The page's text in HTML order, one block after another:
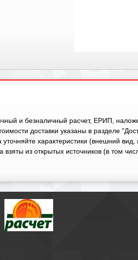
и безналичный расчет, ЕРИП,
доставки указаны в разделе
уточняйте характеристики (внешний
взяты из открытых источников (в том